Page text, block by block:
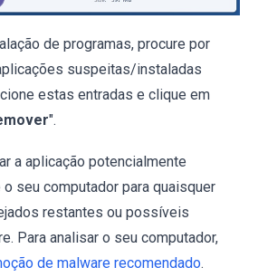
de programas, procure por
suspeitas/instaladas
estas entradas e clique em
".
a aplicação potencialmente
seu computador para quaisquer
restantes ou possíveis
Para analisar o seu computador,
de malware recomendado.